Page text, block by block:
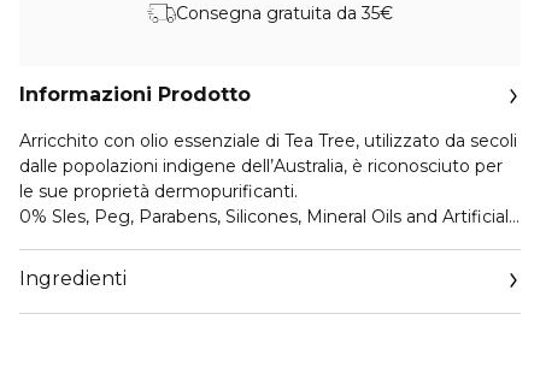
Consegna gratuita da 35€
Informazioni Prodotto
Arricchito con olio essenziale di Tea Tree, utilizzato da secoli
dalle popolazioni indigene dell’Australia, è riconosciuto per
le sue proprietà dermopurificanti.
0% Sles, Peg, Parabens, Silicones, Mineral Oils and Artificial
Cosmetico Biologico certificato secondo il disciplinare BIO
ECO COSMESI di AIAB. Certificato VeganOK.
Contiene oltre il 98% di ingredienti Naturali.
Ingredienti